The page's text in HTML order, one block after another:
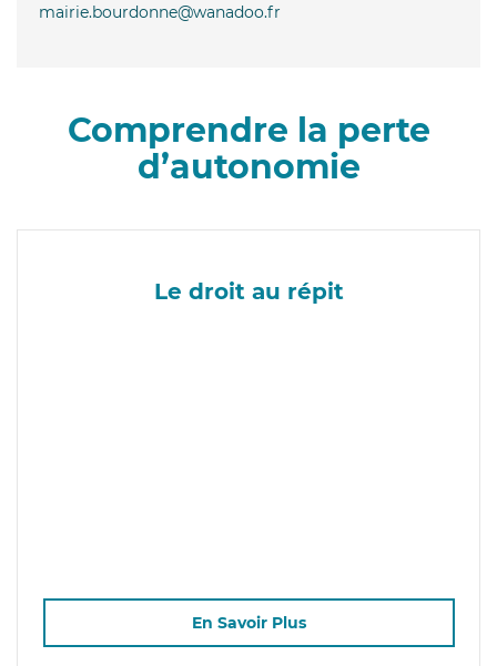
mairie.bourdonne@wanadoo.fr
Comprendre la perte
d’autonomie
Le droit au répit
En Savoir Plus